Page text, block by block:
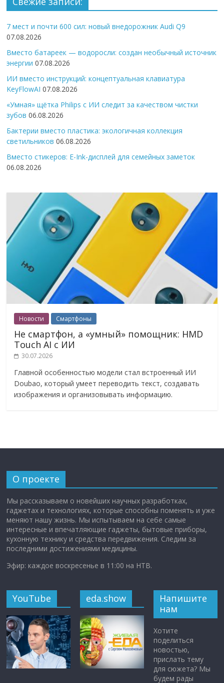
7 мест и почти 600 сил: новый внедорожник Audi Q9
07.08.2026
Вместо батареек — водоросли: создан необычный источник
энергии 07.08.2026
ИИ вместо инструкций: концептуальная клавиатура
KeyFlowAI 07.08.2026
«Умная» щётка Philips с ИИ следит за качеством чистки
зубов 06.08.2026
Бактерии вместо пластика: экологичная коллекция
светильников 06.08.2026
Вместо стикеров: E-Ink-дисплей для семейных заметок
06.08.2026
Новости Смартфоны
Не смартфон, а «умный» помощник: HMD
Touch AI с ИИ
30.07.2026
Главной особенностью модели стал встроенный ИИ
Doubao, который умеет переводить текст, создавать
изображения и организовывать информацию.
О проекте
Мы рассказываем о новейших научных разработках,
гаджетах и технологиях, которые способны поменять и уже
меняют нашу жизнь. Мы испытываем на себе самые
интересные и впечатляющие гаджеты, бытовые приборы,
кухонную технику и средства передвижения. Следим за
последними достижениями медицины.
Эфир: каждое воскресенье в 11:00 на НТВ.
YouTube eda.show
Напишите
нам
Хотите
поделиться
новостью,
прислать тему
для сюжета? Мы
будем рады